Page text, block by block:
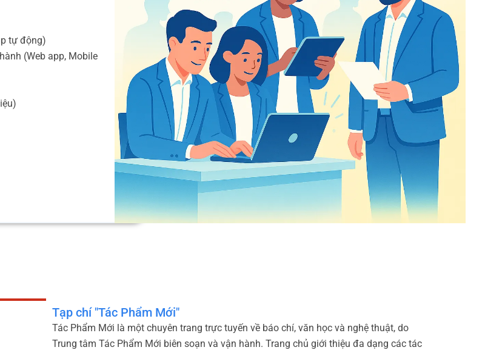
tự động)
(Web app, Mobile
Tạp chí "Tác Phẩm Mới"
Tác Phẩm Mới là một chuyên trang trực tuyến về báo chí, văn học và nghệ thuật, do
Trung tâm Tác Phẩm Mới biên soạn và vận hành. Trang chủ giới thiệu đa dạng các tác